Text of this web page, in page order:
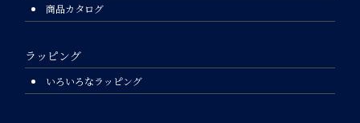
商品カタログ
ラッピング
いろいろなラッピング